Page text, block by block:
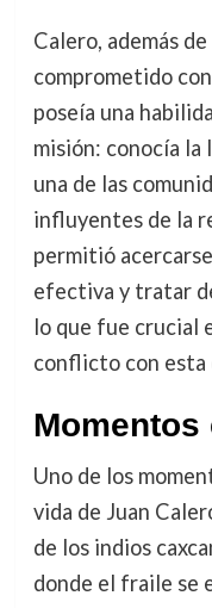
Calero, además
comprometido
poseía una
misión: conocía la
una de las
influyentes de la
permitió
efectiva y tratar
lo que fue crucial
conflicto con esta
Momentos
Uno de los
vida de Juan
de los indios
donde el fraile se